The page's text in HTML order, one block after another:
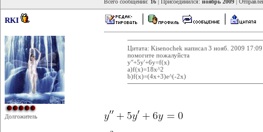
Всего сообщений: 16 | Присоединился: ноябрь 2009 |
RKI
Долгожитель
Цитата: Kisenochek написал 3 нояб. 2009 17:09
помогите пожалуйста
y''+5y'+6y=f(x)
a)f(x)=18x^2
b)f(x)=(4x+3)e^(-2x)